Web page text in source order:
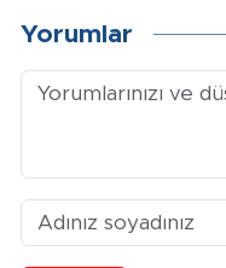
Yorumlar